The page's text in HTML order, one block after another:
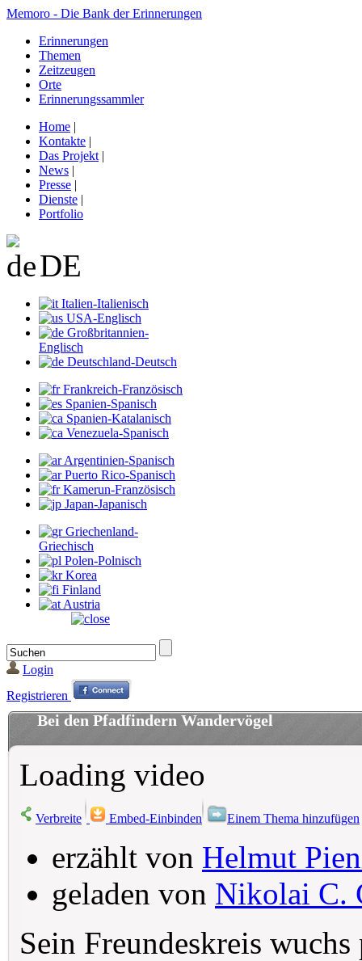
Memoro - Die Bank der Erinnerungen
Erinnerungen
Themen
Zeitzeugen
Orte
Erinnerungssammler
Home |
Kontakte |
Das Projekt |
News |
Presse |
Dienste |
Portfolio
DE
Italien-Italienisch
USA-Englisch
Großbritannien-
Englisch
Deutschland-Deutsch
Frankreich-Französisch
Spanien-Spanisch
Spanien-Katalanisch
Venezuela-Spanisch
Argentinien-Spanisch
Puerto Rico-Spanisch
Kamerun-Französisch
Japan-Japanisch
Griechenland-
Griechisch
Polen-Polnisch
Korea
Finland
Austria
Login
Registrieren
Bei den Pfadfindern Wandervögel
Loading video
Verbreite Embed-Einbinden Einem Thema hinzufügen
erzählt von Helmut
geladen von Nikolai C.
Sein Freundeskreis